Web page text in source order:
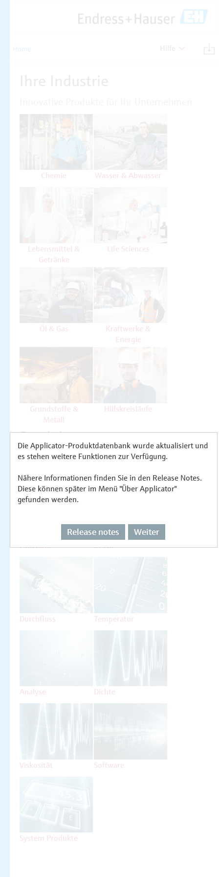
Home
Die Applicator-Produktdatenbank wurde aktualisiert und
es stehen weitere Funktionen zur Verfügung.
Nähere Informationen finden Sie in den Release Notes.
Diese können später im Menü "Über Applicator"
gefunden werden.
Release notes Weiter
Chemie Wasser & Abwasser
Lebensmittel &
Getränke
Life Sciences
Öl & Gas
Kraftwerke &
Energie
Grundstoffe &
Metall
Hilfskreisläufe
Produkte
Auswählen oder auslegen nach
Messprinzipien
Füllstand Druck
Durchfluss Temperatur
Analyse Dichte
Viskosität Software
System Produkte